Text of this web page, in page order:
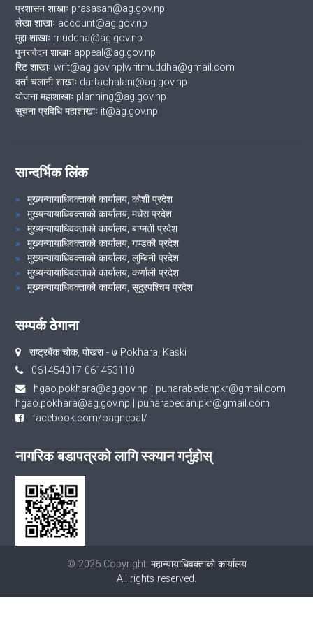
प्रशासन शाखाः prasasan@ag.gov.np
लेखा शाखाः account@ag.gov.np
मुद्दा शाखाः muddha@ag.gov.np
पुनरावेदन शाखाः appeal@ag.gov.np
रिट शाखाः writ@ag.gov.np|writmuddha@gmail.com
दर्ता चलानी शाखाः dartachalani@ag.gov.np
योजना महाशाखाः planning@ag.gov.np
सूचना प्रविधि महाशाखाः it@ag.gov.np
सान्दर्भिक लिंक
मुख्यन्यायाधिवक्ताको कार्यालय, कोशी प्रदेश
मुख्यन्यायाधिवक्ताको कार्यालय, मधेस प्रदेश
मुख्यन्यायाधिवक्ताको कार्यालय, बाग्मती प्रदेश
मुख्यन्यायाधिवक्ताको कार्यालय, गण्डकी प्रदेश
मुख्यन्यायाधिवक्ताको कार्यालय, लुम्बिनी प्रदेश
मुख्यन्यायाधिवक्ताको कार्यालय, कर्णाली प्रदेश
मुख्यन्यायाधिवक्ताको कार्यालय, सुदुरपश्चिम प्रदेश
सम्पर्क ठेगाना
राष्ट्रबैंक चोक, पोखरा - ७ Pokhara, Kaski
061454017 061453110
hgao.pokhara@ag.gov.np | punarabedanpkr@gmail.com
hgao.pokhara@ag.gov.np | punarabedan.pkr@gmail.com
facebook.com/oagnepal/
नागरिक बडापत्रको लागि स्क्यान गर्नुहोस्
© 2026 Copyright: महान्यायाधिवक्ताको कार्यालय
All rights reserved.